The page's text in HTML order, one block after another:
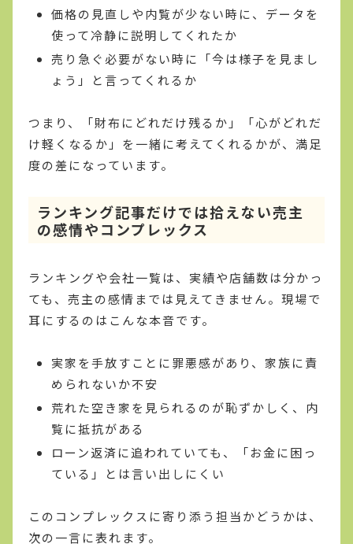
価格の見直しや内覧が少ない時に、データを
使って冷静に説明してくれたか
売り急ぐ必要がない時に「今は様子を見まし
ょう」と言ってくれるか
つまり、「財布にどれだけ残るか」「心がどれだ
け軽くなるか」を一緒に考えてくれるかが、満足
度の差になっています。
ランキング記事だけでは拾えない売主
の感情やコンプレックス
ランキングや会社一覧は、実績や店舗数は分かっ
ても、売主の感情までは見えてきません。現場で
耳にするのはこんな本音です。
実家を手放すことに罪悪感があり、家族に責
められないか不安
荒れた空き家を見られるのが恥ずかしく、内
覧に抵抗がある
ローン返済に追われていても、「お金に困っ
ている」とは言い出しにくい
このコンプレックスに寄り添う担当かどうかは、
次の一言に表れます。